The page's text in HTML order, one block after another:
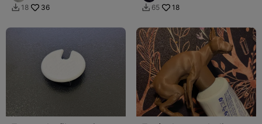
 18 36  65 18